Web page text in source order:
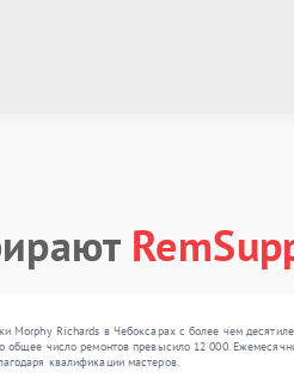
Richards в Чебоксарах с более чем
число ремонтов превысило 12 000.
квалификации мастеров.